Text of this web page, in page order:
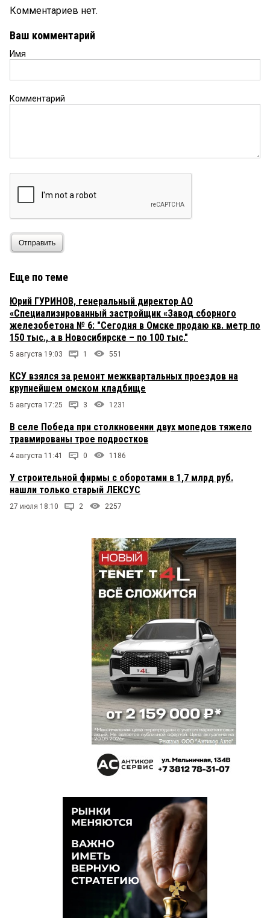
Комментариев нет.
Ваш комментарий
Имя
Комментарий
Отправить
Еще по теме
Юрий ГУРИНОВ, генеральный директор АО
«Специализированный застройщик «Завод сборного
железобетона № 6: "Сегодня в Омске продаю кв. метр по
150 тыс., а в Новосибирске – по 100 тыс."
5 августа 19:03 1 551
КСУ взялся за ремонт межквартальных проездов на
крупнейшем омском кладбище
5 августа 17:25 3 1231
В селе Победа при столкновении двух мопедов тяжело
травмированы трое подростков
4 августа 11:41 0 1186
У строительной фирмы с оборотами в 1,7 млрд руб.
нашли только старый ЛЕКСУС
27 июля 18:10 2 2257